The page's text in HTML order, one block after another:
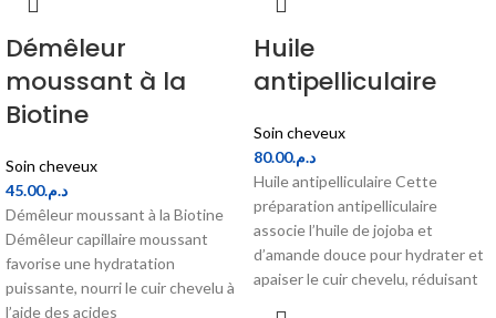
Démêleur
moussant à la
Biotine
Soin cheveux
د.م.45.00
Démêleur moussant à la Biotine
Démêleur capillaire moussant
favorise une hydratation
puissante, nourri le cuir chevelu à
l’aide des acides
Huile
antipelliculaire
Soin cheveux
د.م.80.00
Huile antipelliculaire Cette
préparation antipelliculaire
associe l’huile de jojoba et
d’amande douce pour hydrater et
apaiser le cuir chevelu, réduisant